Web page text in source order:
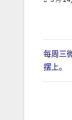
每周三
摆上。